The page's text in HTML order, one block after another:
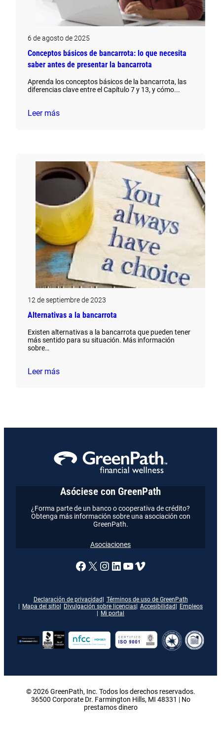
6 de agosto de 2025
Conceptos básicos de bancarrota: lo que necesita
saber antes de presentar la bancarrota
Aprenda los conceptos básicos de la bancarrota, las
diferencias clave entre el Capítulo 7 y 13, y cómo...
Leer más
12 de septiembre de 2023
Alternativas a la bancarrota
Existen alternativas a la bancarrota que pueden tener
más sentido para su situación. Más información
sobre…
Leer más
Declaración de privacidad
Términos de uso de GreenPath
Mapa del sitio
Divulgación sobre licencias Accesibilidad
Empleos
Mi portal
Enlace a nuestra página de
X Enlace a nuestra
Enlace a nuestra
Enlace a nuestra
Vimeo
Asóciese con GreenPath
¿Forma parte de un banco o cooperativa de crédito?
Obtenga más información sobre una asociación con
GreenPath.
Asociaciones
© 2026 GreenPath, Inc. Todos los derechos reservados.
36500 Corporate Dr. Farmington Hills, MI 48331 | No
prestamos dinero